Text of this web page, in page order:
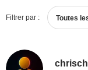
Filtrer par : Toutes